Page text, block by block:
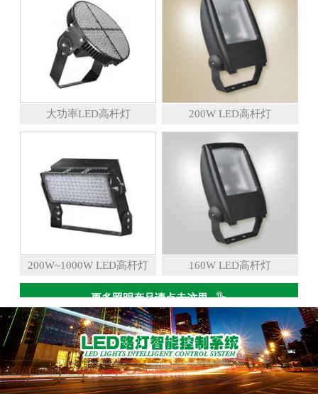
大功率LED高杆灯 200W LED高杆灯
200W~1000W LED高杆灯 160W LED高杆灯
更多照明产品请点击这里